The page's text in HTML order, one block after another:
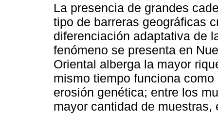
La presencia de grandes
tipo de barreras geográficas
diferenciación adaptativa de
fenómeno se presenta en
Oriental alberga la mayor
mismo tiempo funciona
erosión genética; entre los
mayor cantidad de muestras,